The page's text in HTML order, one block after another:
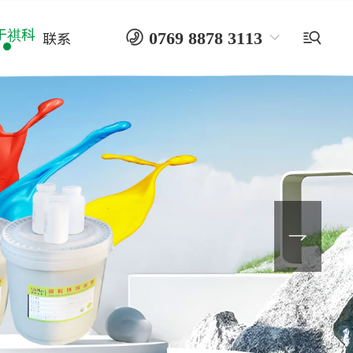

纸箱水墨 环保水墨
编织袋水墨 PE水墨
纸箱水墨厂家 水墨生产厂家
 0769 8878 3113
祺科 联系
